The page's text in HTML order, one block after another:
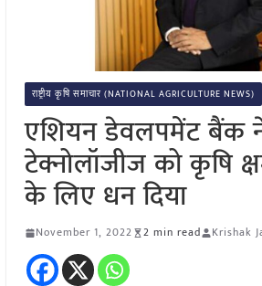
राष्ट्रीय कृषि समाचार (NATIONAL AGRICULTURE NEWS)
एशियन डेवलपमेंट बैंक ने
टेक्नोलॉजीज को कृषि
के लिए धन दिया
November 1, 2022 2 min read Krishak